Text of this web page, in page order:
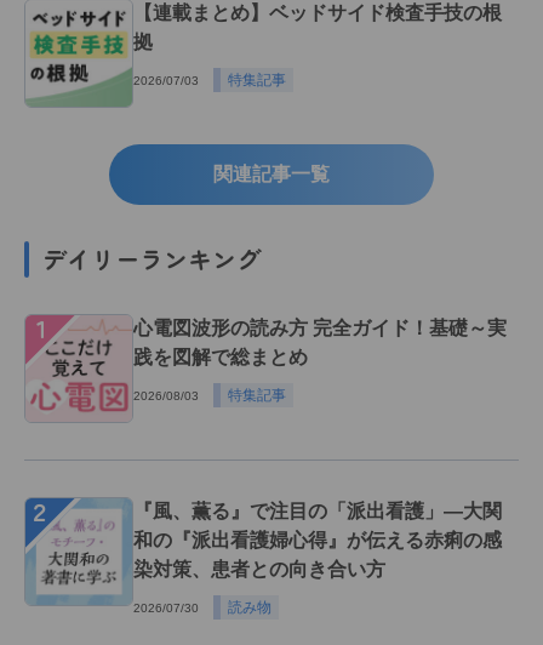
【連載まとめ】ベッドサイド検査手技の根
拠
2026/07/03 特集記事
関連記事一覧
デイリーランキング
１
心電図波形の読み方 完全ガイド！基礎～実
践を図解で総まとめ
2026/08/03 特集記事
２
『風、薫る』で注目の「派出看護」―大関
和の『派出看護婦心得』が伝える赤痢の感
染対策、患者との向き合い方
2026/07/30 読み物